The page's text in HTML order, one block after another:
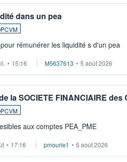
dans un pea
rémunérer les liquidité s d'un pea
• 15:16 M5637613 • 5 août 2026
la SOCIETE FINANCIAIRE des
OPCVM accesibles aux comptes PEA_PME
• 17:16 pmourie1 • 5 août 2026